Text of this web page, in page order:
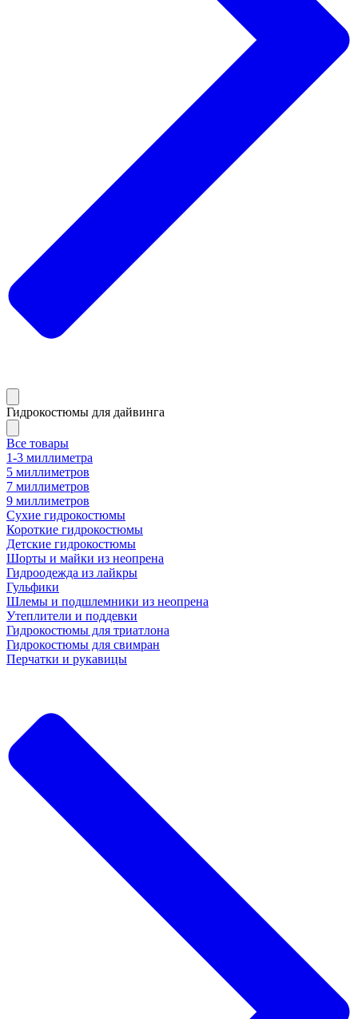
Гидрокостюмы для дайвинга
Все товары
1-3 миллиметра
5 миллиметров
7 миллиметров
9 миллиметров
Сухие гидрокостюмы
Короткие гидрокостюмы
Детские гидрокостюмы
Шорты и майки из неопрена
Гидроодежда из лайкры
Гульфики
Шлемы и подшлемники из неопрена
Утеплители и поддевки
Гидрокостюмы для триатлона
Гидрокостюмы для свимран
Перчатки и рукавицы